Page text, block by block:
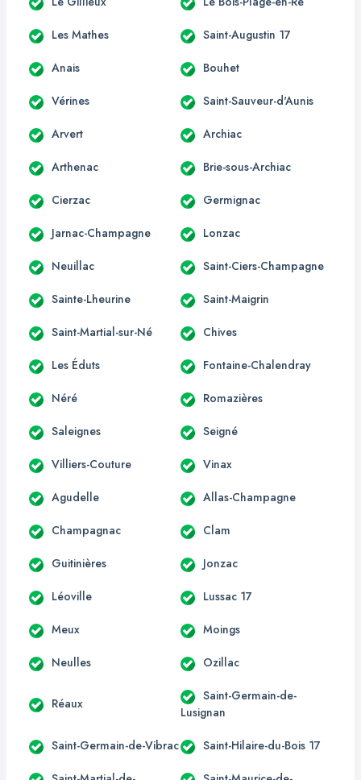
Les Mathes Saint-Augustin 17
Anais Bouhet
Vérines Saint-Sauveur-d'Aunis
Arvert Archiac
Arthenac Brie-sous-Archiac
Cierzac Germignac
Jarnac-Champagne Lonzac
Neuillac Saint-Ciers-Champagne
Sainte-Lheurine Saint-Maigrin
Saint-Martial-sur-Né Chives
Les Éduts Fontaine-Chalendray
Néré Romazières
Saleignes Seigné
Villiers-Couture Vinax
Agudelle Allas-Champagne
Champagnac Clam
Guitinières Jonzac
Léoville Lussac 17
Meux Moings
Neulles Ozillac
Réaux
Saint-Germain-de-
Lusignan
Saint-Germain-de-Vibrac Saint-Hilaire-du-Bois 17